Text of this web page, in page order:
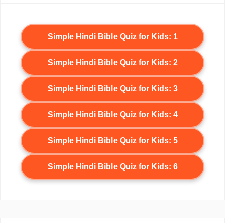
Simple Hindi Bible Quiz for Kids: 1
Simple Hindi Bible Quiz for Kids: 2
Simple Hindi Bible Quiz for Kids: 3
Simple Hindi Bible Quiz for Kids: 4
Simple Hindi Bible Quiz for Kids: 5
Simple Hindi Bible Quiz for Kids: 6